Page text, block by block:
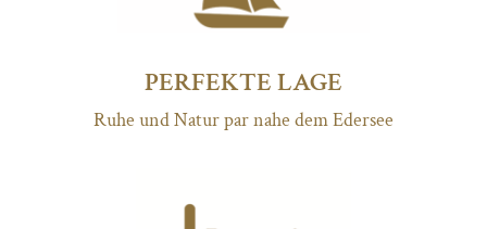
PERFEKTE LAGE
Ruhe und Natur par nahe dem Edersee